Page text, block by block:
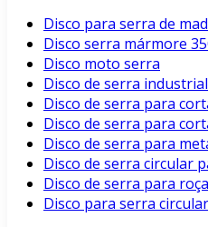
Disco para serra de
Disco serra mármore
Disco moto serra
Disco de serra industrial
Disco de serra para
Disco de serra para
Disco de serra para
Disco de serra circular
Disco de serra para
Disco para serra circular